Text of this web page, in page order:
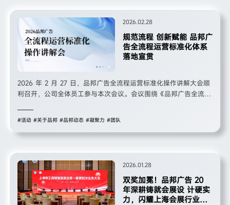
2026.02.28
规范流程 创新赋能 品邦广
告全流程运营标准化体系
落地宣贯
2026 年 2 月 27 日，品邦广告全流程运营标准化操作讲解大会顺
利召开，公司全体员工参与本次会议。会议围绕《品邦广告全流程
明确各业务环节标准与责任，同时结合实际运营工作分享经验、规
牢基础。
#活动 #关于品邦 #品邦动态 #凝聚力 #团队
2026.01.28
双奖加冕！品邦广告 20
年深耕铸就会展设 计硬实
力，闪耀上海会展行业盛